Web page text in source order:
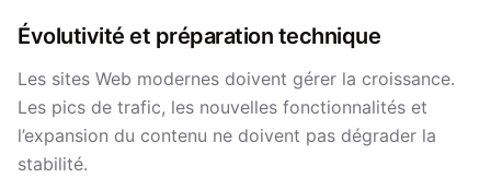
Évolutivité et préparation technique
Les sites Web modernes doivent gérer la croissance.
Les pics de trafic, les nouvelles fonctionnalités et
l’expansion du contenu ne doivent pas dégrader la
stabilité.